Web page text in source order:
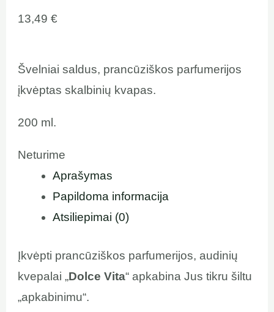
13,49€
Švelniai saldus, prancūziškos parfumerijos
įkvėptas skalbinių kvapas.
200 ml.
Neturime
Aprašymas
Papildoma informacija
Atsiliepimai (0)
Įkvėpti prancūziškos parfumerijos, audinių
kvepalai „Dolce Vita“ apkabina Jus tikru šiltu
„apkabinimu“.